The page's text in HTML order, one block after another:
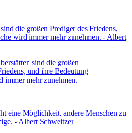
sind die großen
und ihre Bedeutung
immer mehr zunehmen.